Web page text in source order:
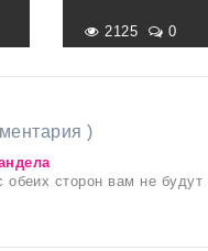
2125 0
)
обеих сторон вам не